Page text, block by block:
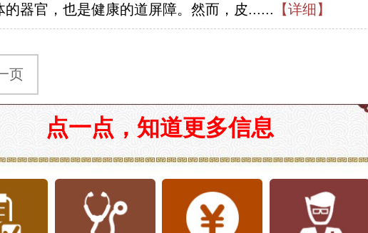
的器官，也是健康的道屏障。然而，皮...... 【详细】
页
点一点，知道更多信息